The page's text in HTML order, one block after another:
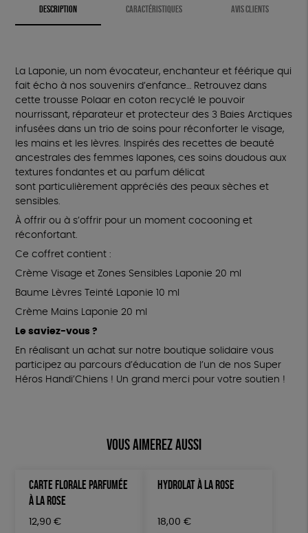
DESCRIPTION CARACTÉRISTIQUES AVIS CLIENTS
La Laponie, un nom évocateur, enchanteur et féérique qui
fait écho à nos souvenirs d’enfance… Retrouvez dans
cette trousse Polaar en coton recyclé le pouvoir
nourrissant, réparateur et protecteur des 3 Baies Arctiques
infusées dans un trio de soins pour réconforter le visage,
les mains et les lèvres. Inspirés des recettes de beauté
ancestrales des femmes lapones, ces soins doudous aux
textures fondantes et au parfum délicat
sont particulièrement appréciés des peaux sèches et
sensibles.
À offrir ou à s’offrir pour un moment cocooning et
réconfortant.
Ce coffret contient :
Crème Visage et Zones Sensibles Laponie 20 ml
Baume Lèvres Teinté Laponie 10 ml
Crème Mains Laponie 20 ml
Le saviez-vous ?
En réalisant un achat sur notre boutique solidaire vous
participez au parcours d’éducation de l’un de nos Super
Héros Handi’Chiens ! Un grand merci pour votre soutien !
Vous aimerez aussi
CARTE FLORALE PARFUMÉE
À LA ROSE
12,90 €
HYDROLAT À LA ROSE
18,00 €